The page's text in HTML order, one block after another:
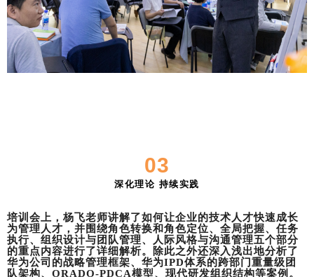
03
深化理论 持续实践
培训会上，杨飞老师讲解了如何让企业的技术人才快速成长
为管理人才，并围绕角色转换和角色定位、全局把握、任务
执行、组织设计与团队管理、人际风格与沟通管理五个部分
的重点内容进行了详细解析。除此之外还深入浅出地分析了
华为公司的战略管理框架、华为IPD体系的跨部门重量级团
队架构、ORADO-PDCA模型、现代研发组织结构等案例。